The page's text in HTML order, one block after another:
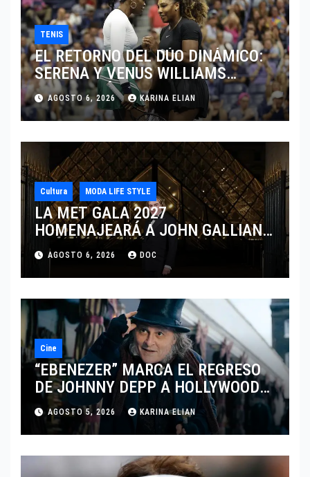
TENIS
EL RETORNO DEL DÚO DINÁMICO:
SERENA Y VENUS WILLIAMS
DISPUTARÁN LOS DOBLES EN
CINCINNATI 2026
AGOSTO 6, 2026 KARINA ELIAN
Cultura MODA LIFE STYLE
LA MET GALA 2027
HOMENAJEARÁ A JOHN GALLIANO
MARCANDO EL REGRESO DEL REY
DEL DRAMATISMO
AGOSTO 6, 2026 DOC
Cine
“EBENEZER” MARCA EL REGRESO
DE JOHNNY DEPP A HOLLYWOOD
TRAS SU PASO POR EL CINE
INDEPENDIENTE EUROPEO
AGOSTO 5, 2026 KARINA ELIAN